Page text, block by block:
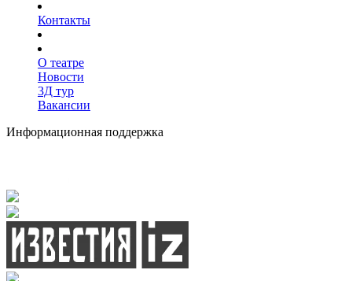
Контакты
О театре
Новости
3Д тур
Вакансии
Информационная поддержка